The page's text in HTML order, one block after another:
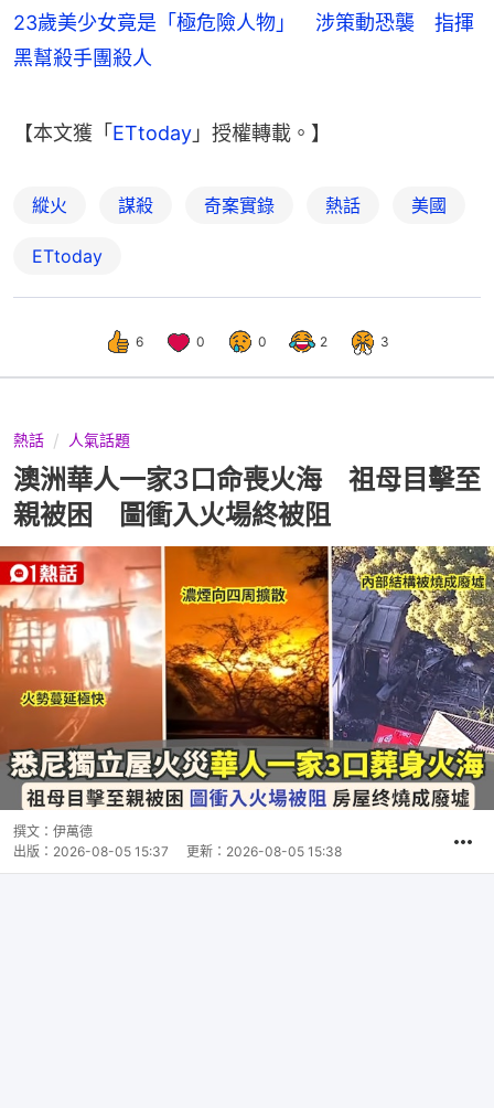
23歲美少女竟是「極危險人物」 涉策動恐襲 指揮
黑幫殺手團殺人
【本文獲「 ETtoday 」授權轉載。】
縱火 謀殺 奇案實錄 熱話 美國
ETtoday
6 0 0 2 3
熱話 人氣話題
澳洲華人一家3口命喪火海 祖母目擊至
親被困 圖衝入火場終被阻
撰文： 伊萬德
出版： 2026-08-05 15:37 更新： 2026-08-05 15:38